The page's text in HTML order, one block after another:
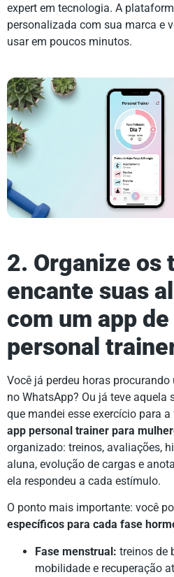
expert em tecnologia. A
personalizada com sua marca e
usar em poucos minutos.
2. Organize os
encante suas
com um app de
personal
Você já perdeu horas
no WhatsApp? Ou já teve aquela
que mandei esse exercício para a
app personal trainer para
organizado: treinos, avaliações,
aluna, evolução de cargas e
ela respondeu a cada estímulo.
O ponto mais importante: você
específicos para cada fase
Fase menstrual: treinos de
mobilidade e recuperação